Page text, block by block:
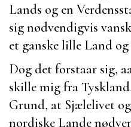
Lands og en
sig nødvendigvis
et ganske lille Land
Dog det forstaar sig,
skille mig fra
Grund, at Sjælelivet
nordiske Lande